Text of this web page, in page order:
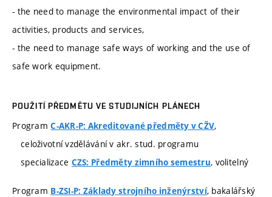
- the need to manage the environmental impact of their
activities, products and services,
- the need to manage safe ways of working and the use of
safe work equipment.
POUŽITÍ PŘEDMĚTU VE STUDIJNÍCH PLÁNECH
ProgramC-AKR-P: Akreditované předměty v CŽV,
celoživotní vzdělávání v akr. stud. programu
specializace CZS: Předměty zimního semestru, volitelný
Program B-ZSI-P: Základy strojního inženýrství, bakalářský